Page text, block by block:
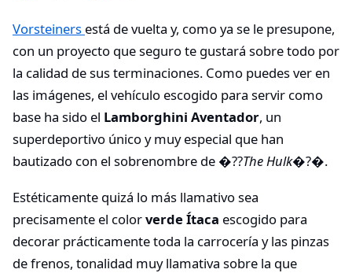
Vorsteiners está de vuelta y, como ya se le presupone,
con un proyecto que seguro te gustará sobre todo por
la calidad de sus terminaciones. Como puedes ver en
las imágenes, el vehículo escogido para servir como
base ha sido el Lamborghini Aventador, un
superdeportivo único y muy especial que han
bautizado con el sobrenombre de �??The Hulk�?�.
Estéticamente quizá lo más llamativo sea
precisamente el colorverde Ítaca escogido para
decorar prácticamente toda la carrocería y las pinzas
de frenos, tonalidad muy llamativa sobre la que